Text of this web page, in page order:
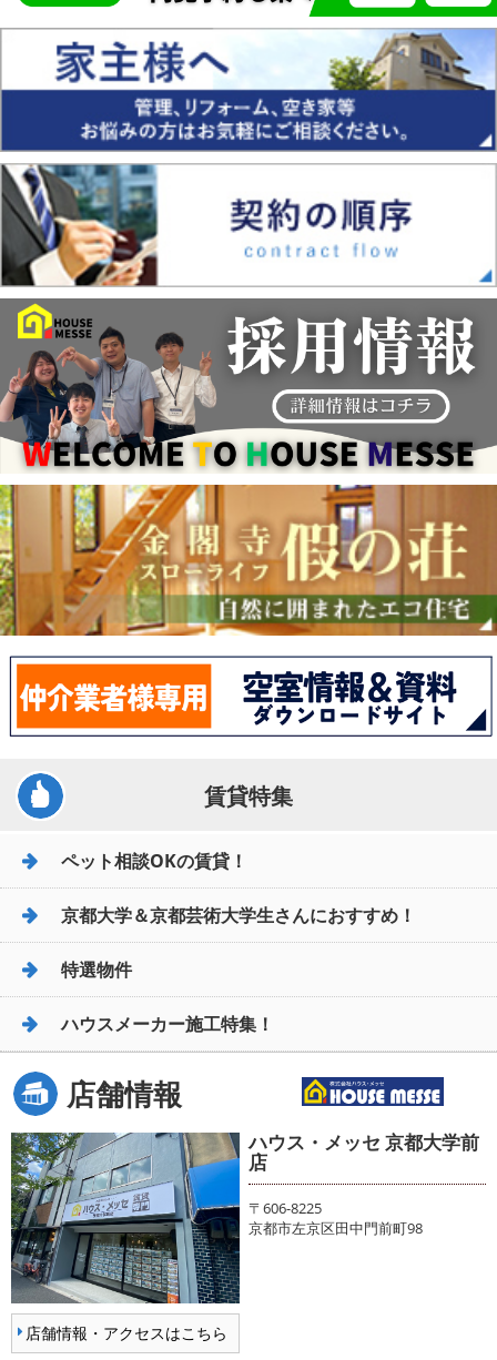
賃貸特集
ペット相談OKの賃貸！
京都大学＆京都芸術大学生さんにおすすめ！
特選物件
ハウスメーカー施工特集！
店舗情報
店舗情報・アクセスはこちら
ハウス・メッセ 京都大学前
店
〒606-8225
京都市左京区田中門前町98